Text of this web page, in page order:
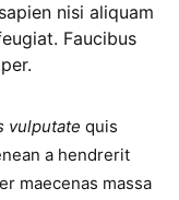
nisi aliquam
Faucibus
vulputate quis
a hendrerit
maecenas massa